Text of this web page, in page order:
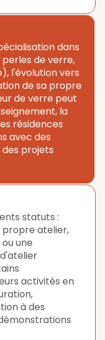
dans
de verre,
l'évolution vers
de sa propre
de verre peut
la
résidences
avec des
projets
statuts :
atelier,
une
activités en
à des